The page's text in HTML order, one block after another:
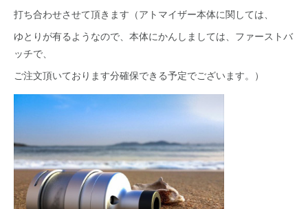
打ち合わせさせて頂きます（アトマイザー本体に関しては、
ゆとりが有るようなので、本体にかんしましては、ファーストバ
ッチで、
ご注文頂いております分確保できる予定でございます。）